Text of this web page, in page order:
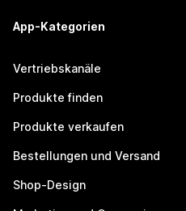
App-Kategorien
Vertriebskanäle
Produkte finden
Produkte verkaufen
Bestellungen und Versand
Shop-Design